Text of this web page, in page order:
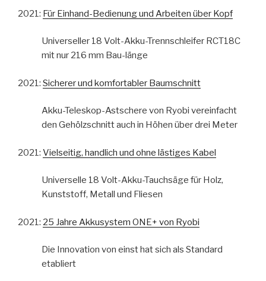
2021: Für Einhand-Bedienung und Arbeiten über Kopf
Universeller 18 Volt-Akku-Trennschleifer RCT18C
mit nur 216 mm Bau-länge
2021: Sicherer und komfortabler Baumschnitt
Akku-Teleskop-Astschere von Ryobi vereinfacht
den Gehölzschnitt auch in Höhen über drei Meter
2021: Vielseitig, handlich und ohne lästiges Kabel
Universelle 18 Volt-Akku-Tauchsäge für Holz,
Kunststoff, Metall und Fliesen
2021: 25 Jahre Akkusystem ONE+ von Ryobi
Die Innovation von einst hat sich als Standard
etabliert